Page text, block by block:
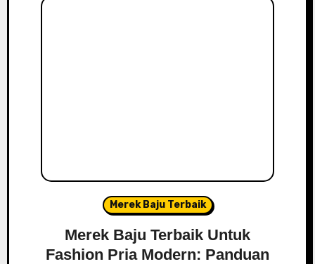
Merek Baju Terbaik
Merek Baju Terbaik Untuk
Fashion Pria Modern: Panduan